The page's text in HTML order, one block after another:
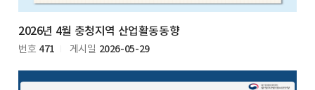
2026년 4월 충청지역 산업활동동향
번호 471 게시일 2026-05-29